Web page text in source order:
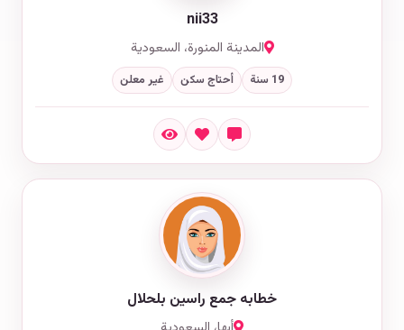
nii33
المدينة المنورة، السعودية
19 سنة أحتاج سكن غير معلن
خطابه جمع راسين بلحلال